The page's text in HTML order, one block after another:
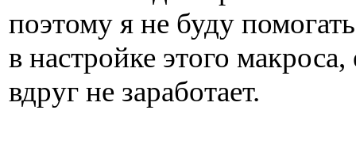
поэтому я не буду
в настройке этого
вдруг не заработает.